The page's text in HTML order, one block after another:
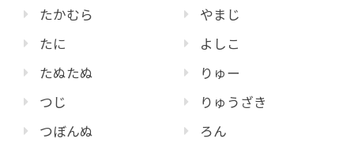
たかむら
たに
たぬたぬ
つじ
つぼんぬ
やまじ
よしこ
りゅー
りゅうざき
ろん